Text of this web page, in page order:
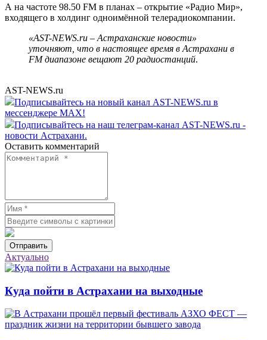
А на частоте 98.50 FM в планах – открытие «Радио Мир»,
входящего в холдинг одноимённой телерадиокомпании.
«AST-NEWS.ru – Астраханские новости»
уточняют, что в настоящее время в Астрахани в
FM диапазоне вещают 20 радиостанций.
AST-NEWS.ru
Подписывайтесь на новый канал AST-NEWS.ru в
мессенджере MAX!
Подписывайтесь на наш телеграм-канал AST-NEWS.ru -
новости Астрахани.
Оставить комментарий
Отправить
Актуально
Куда пойти в Астрахани на выходные